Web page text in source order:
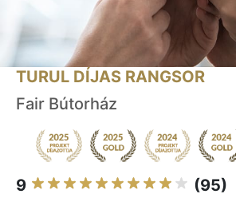
TURUL DÍJAS RANGSOR
Fair Bútorház
9 (95)